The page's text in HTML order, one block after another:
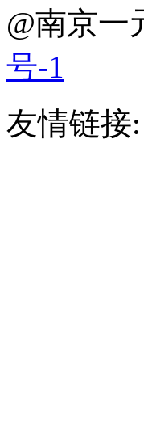
@南京
号-1
友情链接: